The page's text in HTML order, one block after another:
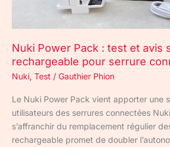
Nuki Power Pack : test et avis
rechargeable pour serrure
Nuki, Test / Gauthier Phion
Le Nuki Power Pack vient apporter une
utilisateurs des serrures connectées
s’affranchir du remplacement régulier
rechargeable promet de doubler
pour
serrure
connectée